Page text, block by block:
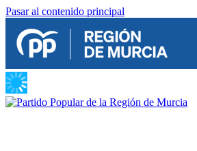
Pasar al contenido principal